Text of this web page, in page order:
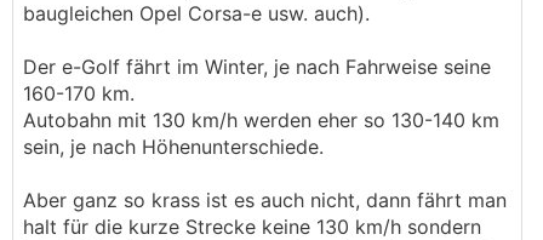
baugleichen Opel Corsa-e usw. auch).
Der e-Golf fährt im Winter, je nach Fahrweise seine
160-170 km.
Autobahn mit 130 km/h werden eher so 130-140 km
sein, je nach Höhenunterschiede.
Aber ganz so krass ist es auch nicht, dann fährt man
halt für die kurze Strecke keine 130 km/h sondern